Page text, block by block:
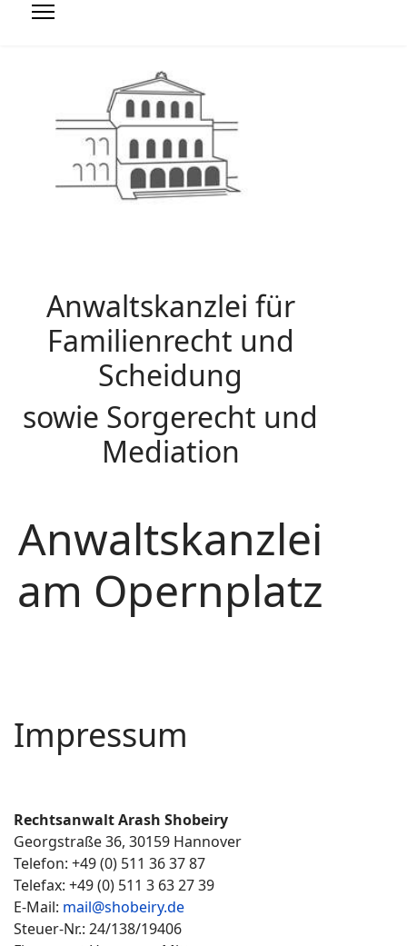
Anwaltskanzlei für
Familienrecht und
Scheidung
sowie Sorgerecht und
Mediation
Anwaltskanzlei
am Opernplatz
Impressum
Rechtsanwalt Arash Shobeiry
Georgstraße 36, 30159 Hannover
Telefon: +49 (0) 511 36 37 87
Telefax: +49 (0) 511 3 63 27 39
E-Mail: mail@shobeiry.de
Steuer-Nr.: 24/138/19406